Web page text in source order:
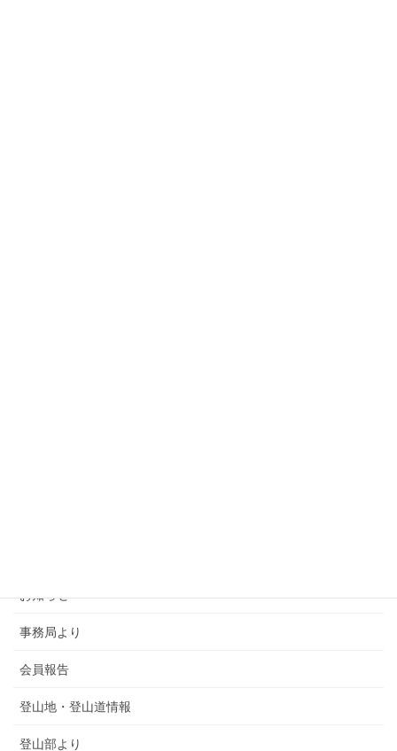
お知らせ
事務局より
会員報告
登山地・登山道情報
登山部より